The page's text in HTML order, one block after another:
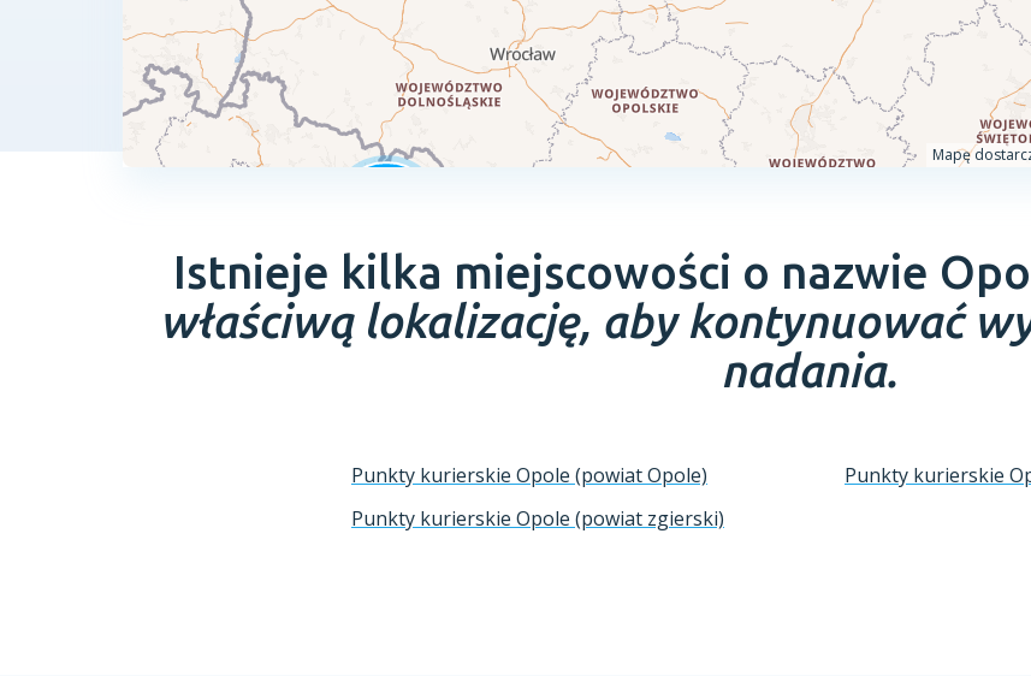
Istnieje kilka miejscowości o nazwie
właściwą lokalizację, aby kontynuować
nadania.
Punkty kurierskie Opole (powiat Opole)
Punkty kurierskie
Punkty kurierskie Opole (powiat zgierski)